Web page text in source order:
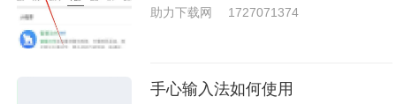
助力下载网 1727071374
手心输入法如何使用